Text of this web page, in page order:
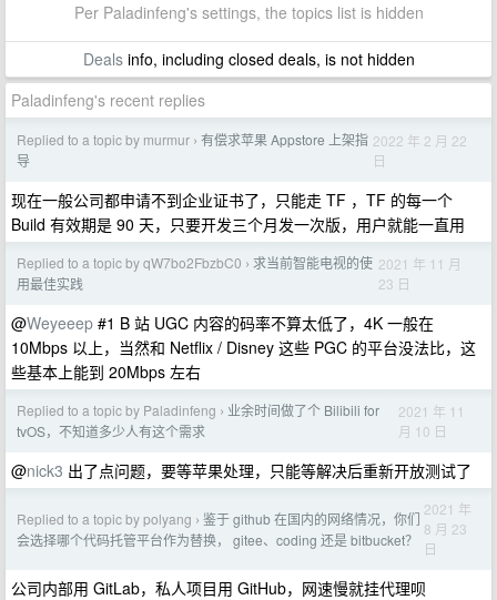
Per Paladinfeng's settings, the topics list is hidden
Dealsinfo, including closed deals, is not hidden
Paladinfeng's recent replies
Replied to a topic by murmur › 有偿求苹果 Appstore 上架指
导
2022 年 2 月 22
日
现在一般公司都申请不到企业证书了，只能走 TF ，TF 的每一个
Build 有效期是 90 天，只要开发三个月发一次版，用户就能一直用
Replied to a topic by qW7bo2FbzbC0 › 求当前智能电视的使
用最佳实践
2021 年 11 月
23 日
@Weyeeep #1 B 站 UGC 内容的码率不算太低了，4K 一般在
10Mbps 以上，当然和 Netflix / Disney 这些 PGC 的平台没法比，这
些基本上能到 20Mbps 左右
Replied to a topic by Paladinfeng › 业余时间做了个 Bilibili for
tvOS，不知道多少人有这个需求
2021 年 11
月 10 日
@nick3 出了点问题，要等苹果处理，只能等解决后重新开放测试了
Replied to a topic by polyang › 鉴于 github 在国内的网络情况，你们
会选择哪个代码托管平台作为替换， gitee、coding 还是 bitbucket？
2021 年
8 月 23
日
公司内部用 GitLab，私人项目用 GitHub，网速慢就挂代理呗